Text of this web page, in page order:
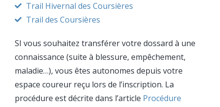
Trail Hivernal des Coursières
Trail des Coursières
SI vous souhaitez transférer votre dossard à une
connaissance (suite à blessure, empêchement,
maladie…), vous êtes autonomes depuis votre
espace coureur reçu lors de l’inscription. La
procédure est décrite dans l’article Procédure